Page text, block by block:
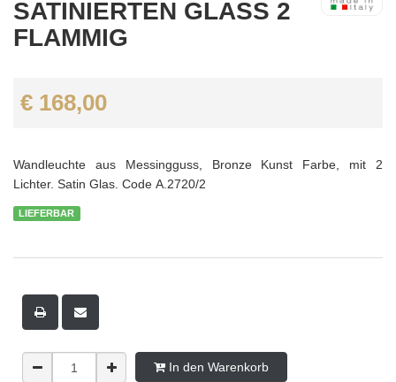
SATINIERTEN GLASS 2
FLAMMIG
€ 168,00
Wandleuchte aus Messingguss, Bronze Kunst Farbe, mit 2
Lichter. Satin Glas. Code A.2720/2
LIEFERBAR
In den Warenkorb